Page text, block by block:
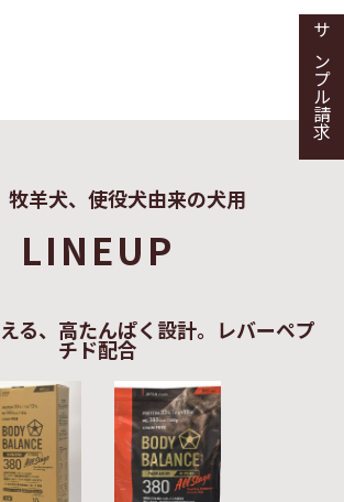
サンプル請求
牧羊犬、使役犬由来の犬用
LINEUP
る、高たんぱく設計。レバーペプ
チド配合